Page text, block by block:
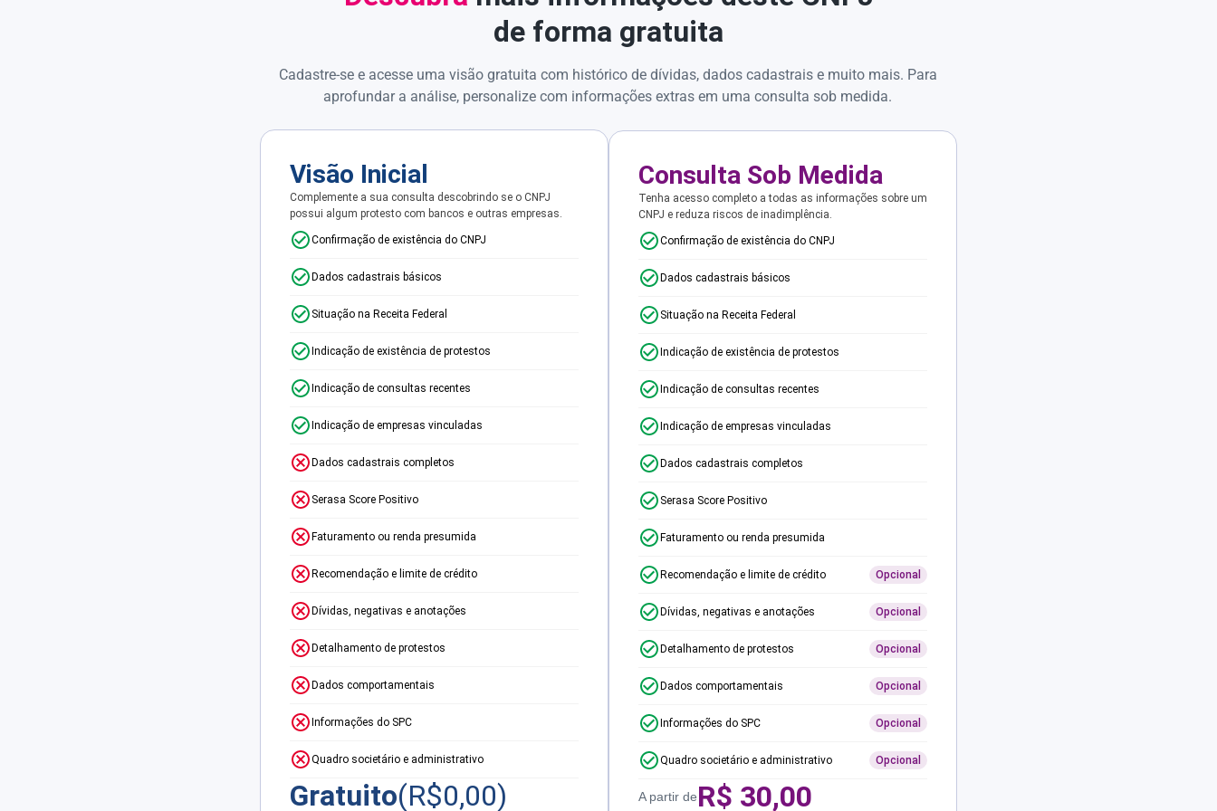
de forma gratuita
Cadastre-se e acesse uma visão gratuita com histórico de dívidas, dados cadastrais e muito mais. Para
aprofundar a análise, personalize com informações extras em uma consulta sob medida.
Visão Inicial
Complemente a sua consulta descobrindo se o CNPJ
possui algum protesto com bancos e outras empresas.
Confirmação de existência do CNPJ
Dados cadastrais básicos
Situação na Receita Federal
Indicação de existência de protestos
Indicação de consultas recentes
Indicação de empresas vinculadas
Dados cadastrais completos
Serasa Score Positivo
Faturamento ou renda presumida
Recomendação e limite de crédito
Dívidas, negativas e anotações
Detalhamento de protestos
Dados comportamentais
Informações do SPC
Quadro societário e administrativo
Gratuito(R$0,00)
Consulta Sob Medida
Tenha acesso completo a todas as informações sobre um
CNPJ e reduza riscos de inadimplência.
Confirmação de existência do CNPJ
Dados cadastrais básicos
Situação na Receita Federal
Indicação de existência de protestos
Indicação de consultas recentes
Indicação de empresas vinculadas
Dados cadastrais completos
Serasa Score Positivo
Faturamento ou renda presumida
Recomendação e limite de crédito Opcional
Dívidas, negativas e anotações Opcional
Detalhamento de protestos Opcional
Dados comportamentais Opcional
Informações do SPC Opcional
Quadro societário e administrativo Opcional
A partir deR$ 30,00